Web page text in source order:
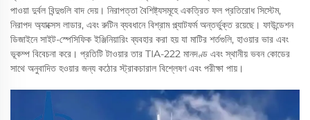
পাওয়া দুর্বল বিন্দুগুলি বাদ দেয়। নিরাপত্তা বৈশিষ্ট্যসমূহে একত্রিত ফল প্রতিরোধ সিস্টেম,
নিরাপদ অ্যাক্সেস লাডার, এবং রুটিন ব্যবধানে বিশ্রাম প্ল্যাটফর্ম অন্তর্ভুক্ত রয়েছে। ফাউন্ডেশন
ডিজাইনে সাইট-স্পেসিফিক ইঞ্জিনিয়ারিং ব্যবহার করা হয় যা মাটির শর্তগুলি, হাওয়ার ভার এবং
ভূকম্প বিবেচনা করে। প্রতিটি টাওয়ার তার TIA-222 মানদণ্ড এবং স্থানীয় ভবন কোডের
সাথে অনুবাদিত হওয়ার জন্য কঠোর স্ট্রাকচারাল বিশ্লেষণ এবং পরীক্ষা পায়।